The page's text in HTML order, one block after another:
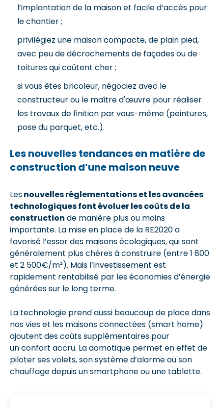
l’implantation de la maison et facile d’accès pour
le chantier ;
privilégiez une maison compacte, de plain pied,
avec peu de décrochements de façades ou de
toitures qui coûtent cher ;
si vous êtes bricoleur, négociez avec le
constructeur ou le maître d'œuvre pour réaliser
les travaux de finition par vous-même (peintures,
pose du parquet, etc.).
Les nouvelles tendances en matière de
construction d’une maison neuve
Lesnouvelles réglementations et les avancées
technologiques font évoluer les coûts de la
construction de manière plus ou moins
importante. La mise en place de la RE2020 a
favorisé l’essor des maisons écologiques, qui sont
généralement plus chères à construire (entre 1 800
et 2 500€/m²). Mais l’investissement est
rapidement rentabilisé par les économies d’énergie
générées sur le long terme.
La technologie prend aussi beaucoup de place dans
nos vies et les maisons connectées (smart home)
ajoutent des coûts supplémentaires pour
un confort accru. La domotique permet en effet de
piloter ses volets, son système d’alarme ou son
chauffage depuis un smartphone ou une tablette.